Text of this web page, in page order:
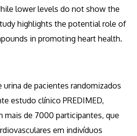
lower levels do not show the
highlights the potential role of
in promoting heart health.
urina de pacientes randomizados
estudo clínico PREDIMED,
mais de 7000 participantes, que
em indivíduos